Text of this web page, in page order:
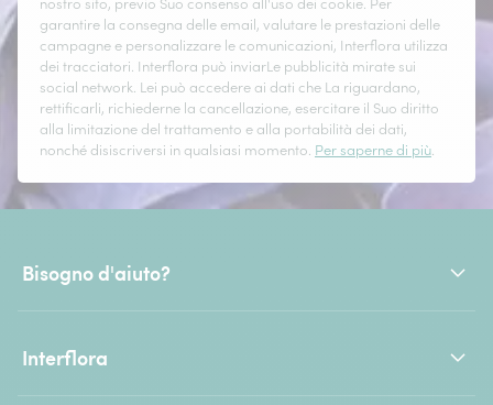
garantire la consegna delle email, valutare le prestazioni delle
campagne e personalizzare le comunicazioni, Interflora utilizza
dei tracciatori. Interflora può inviarLe pubblicità mirate sui
social network. Lei può accedere ai dati che La riguardano,
rettificarli, richiederne la cancellazione, esercitare il Suo diritto
alla limitazione del trattamento e alla portabilità dei dati,
nonché disiscriversi in qualsiasi momento. Per saperne di più.
Bisogno d'aiuto?
Interflora